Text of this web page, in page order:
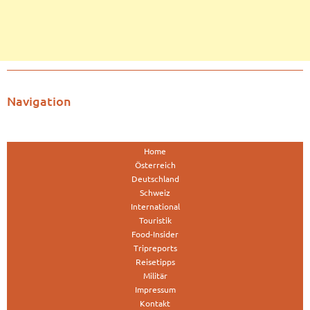
Navigation
Home
Österreich
Deutschland
Schweiz
International
Touristik
Food-Insider
Tripreports
Reisetipps
Militär
Impressum
Kontakt